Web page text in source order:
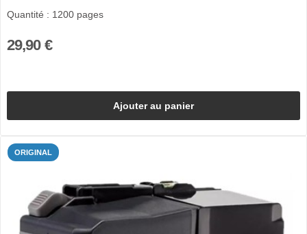
Quantité : 1200 pages
29,90 €
Ajouter au panier
ORIGINAL